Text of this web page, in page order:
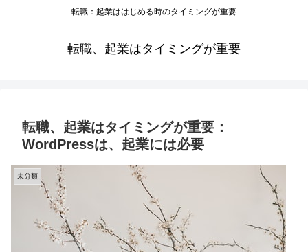
転職：起業ははじめる時のタイミングが重要
転職、起業はタイミングが重要
転職、起業はタイミングが重要：
WordPressは、起業には必要
未分類